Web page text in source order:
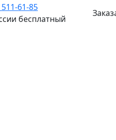
61-85
бесплатный